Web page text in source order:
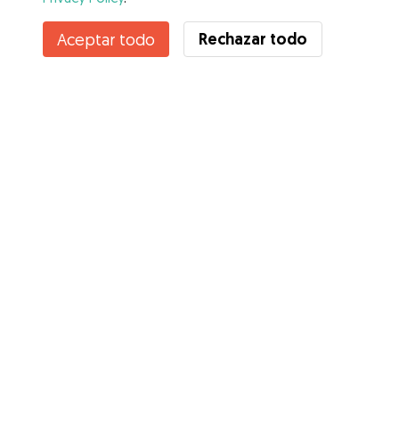
Contacta con Andrés
¿Conoces los Beneficios de Gudog? Ver más
Aceptar todo Rechazar todo